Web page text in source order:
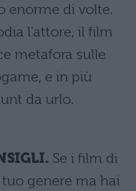
enorme di volte.
l'attore, il film
metafora sulle
e in più
da urlo.
Se i film di
genere ma hai